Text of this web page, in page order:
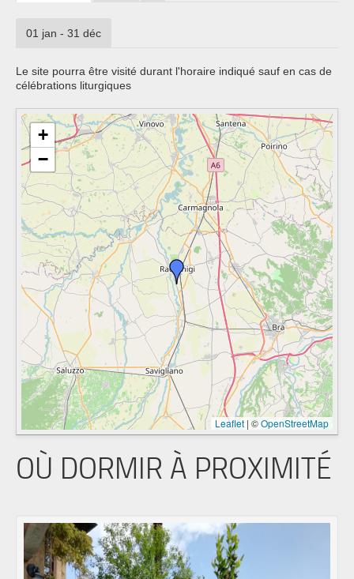
01 jan - 31 déc
Le site pourra être visité durant l'horaire indiqué sauf en cas de
célébrations liturgiques
+
−
Leaflet | ©OpenStreetMap
OÙ DORMIR À PROXIMITÉ